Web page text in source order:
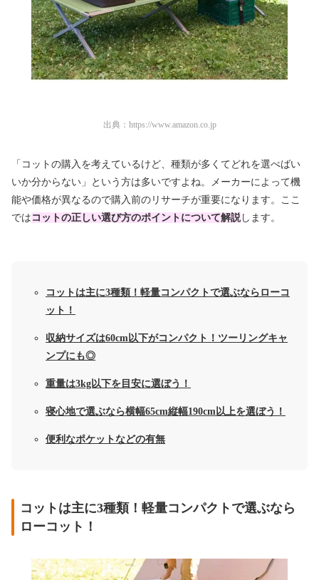
出典： https://www.amazon.co.jp
「コットの購入を考えているけど、種類が多くてどれを選べばい
いか分からない」という方は多いですよね。メーカーによって機
能や価格が異なるので購入前のリサーチが重要になります。ここ
では コットの正しい選び方のポイントについて解説します。
コットは主に3種類！軽量コンパクトで選ぶならローコ
ット！
収納サイズは60cm以下がコンパクト！ツーリングキャ
ンプにも◎
重量は3kg以下を目安に選ぼう！
寝心地で選ぶなら横幅65cm縦幅190cm以上を選ぼう！
便利なポケットなどの有無
コットは主に3種類！軽量コンパクトで選ぶなら
ローコット！